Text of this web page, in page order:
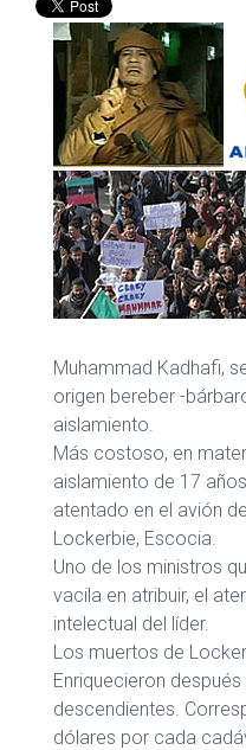
Muhammad Kadhafi,
origen bereber -
aislamiento.
Más costoso, en
aislamiento de 17
atentado en el avión
Lockerbie, Escocia.
Uno de los ministros
vacila en atribuir, el
intelectual del líder.
Los muertos de
Enriquecieron después
descendientes.
dólares por cada